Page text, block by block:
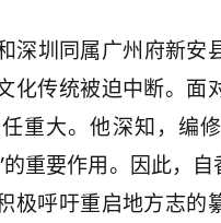
深圳同属广州府新安
化传统被迫中断。面
重大。他深知，编
重要作用。因此，
极呼吁重启地方志的